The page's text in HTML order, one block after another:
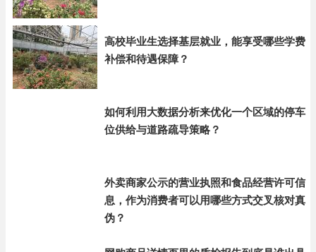
高校毕业生选择基层就业，能享受哪些学费
补偿和待遇保障？
如何利用大数据分析来优化一个区域的停车
位供给与道路疏导策略？
外卖商家公示的营业执照和食品经营许可信
息，作为消费者可以用哪些方式交叉核对真
伪？